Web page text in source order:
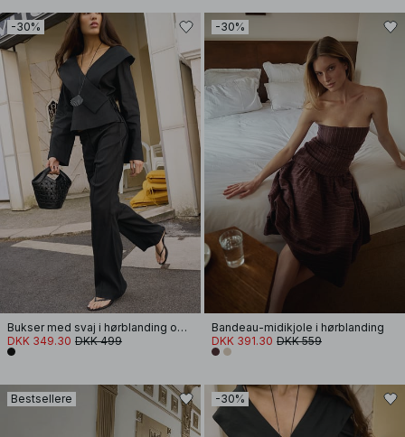
-30%
Bukser med svaj i hørblanding og mellemhøj talje
DKK 349.30 DKK 499
-30%
Bandeau-midikjole i hørblanding
DKK 391.30 DKK 559
Bestsellere -30%